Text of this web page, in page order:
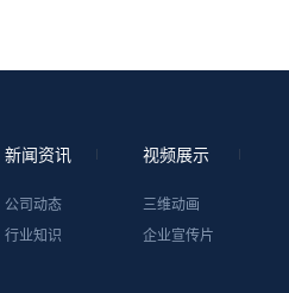
新闻资讯
公司动态
行业知识
视频展示
三维动画
企业宣传片